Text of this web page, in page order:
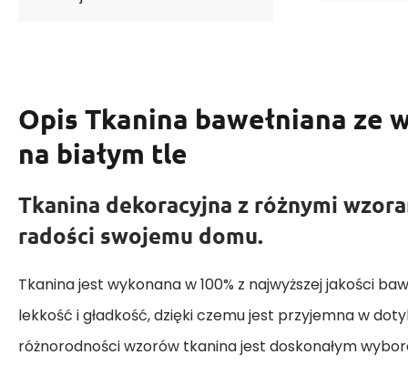
Opis Tkanina bawełniana ze
na białym tle
Tkanina dekoracyjna z różnymi
radości swojemu domu.
Tkanina jest wykonana w 100% z najwyższej jakości
lekkość i gładkość, dzięki czemu jest przyjemna w
różnorodności wzorów tkanina jest doskonałym